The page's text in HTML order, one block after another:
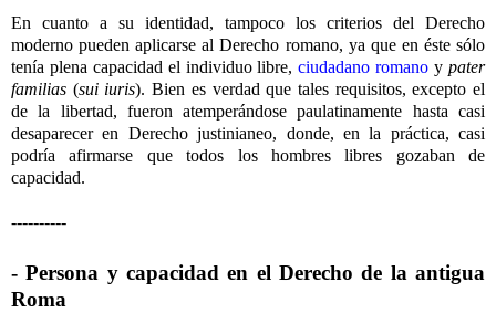
En cuanto a su identidad, tampoco los criterios del Derecho
moderno pueden aplicarse al Derecho romano, ya que en éste sólo
tenía plena capacidad el individuo libre,ciudadano romano ypater
familias (sui iuris). Bien es verdad que tales requisitos, excepto el
de la libertad, fueron atemperándose paulatinamente hasta casi
desaparecer en Derecho justinianeo, donde, en la práctica, casi
podría afirmarse que todos los hombres libres gozaban de
capacidad.
----------
- Persona y capacidad en el Derecho de la antigua
Roma